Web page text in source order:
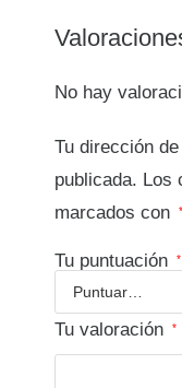
No hay
Tu dirección
publicada. Los
marcados con
*
Tu puntuación *
Tu valoración *